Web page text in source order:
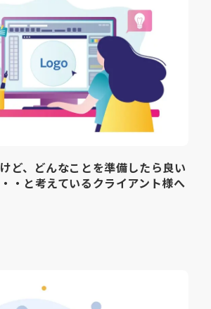
ど、どんなことを準備したら良い
・と考えているクライアント様へ